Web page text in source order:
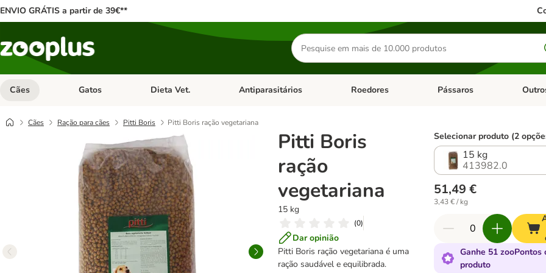
ENVIO GRÁTIS a partir de 39€**
Pesquisar
produtos
Cães Abrir menu de categoria: Cães
Gatos Abrir menu de categoria: Gatos
Dieta Vet. Abrir menu de categoria: Dieta Vet.
Antiparasitários Abrir menu de categoria: Antiparasitários
Roedores Abrir menu de categoria:
Pássaros Abrir
Cães Ração para cães Pitti Boris Pitti Boris ração vegetariana
Pitti Boris
ração
vegetariana
15 kg
(0)
Dar opinião
Pitti Boris ração vegetariana é uma
ração saudável e equilibrada.
Selecionar produto (2
15 kg
413982.0
51,49 €
3,43 € / kg
Ganhe 51 zooPontos
produto